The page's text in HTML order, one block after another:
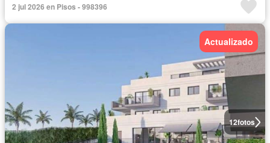
2 jul 2026 en Pisos - 998396
12fotos
Actualizado